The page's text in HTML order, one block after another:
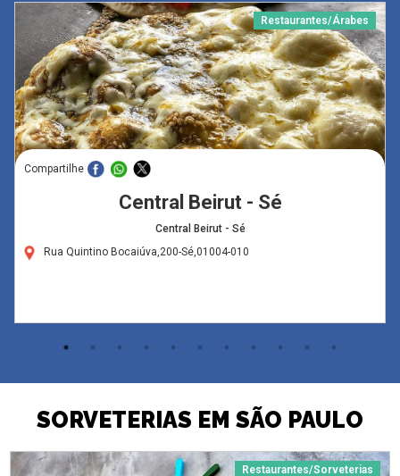
Restaurantes/Árabes
Compartilhe
Central Beirut - Sé
Central Beirut - Sé
Rua Quintino Bocaiúva,200-Sé,01004-010
SORVETERIAS EM SÃO PAULO
Restaurantes/Sorveterias